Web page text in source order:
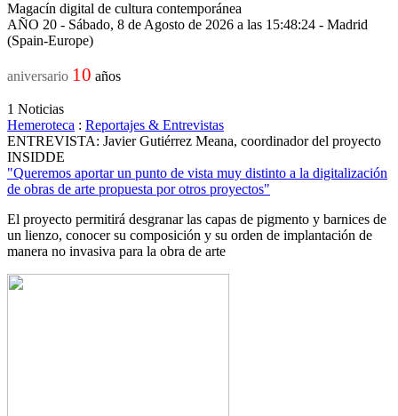
Magacín digital de cultura contemporánea
AÑO 20 - Sábado, 8 de Agosto de 2026 a las 15:48:24 - Madrid
(Spain-Europe)
aniversario 10 años
1 Noticias
Hemeroteca : Reportajes & Entrevistas
ENTREVISTA: Javier Gutiérrez Meana, coordinador del proyecto
INSIDDE
"Queremos aportar un punto de vista muy distinto a la digitalización
de obras de arte propuesta por otros proyectos"
El proyecto permitirá desgranar las capas de pigmento y barnices de
un lienzo, conocer su composición y su orden de implantación de
manera no invasiva para la obra de arte